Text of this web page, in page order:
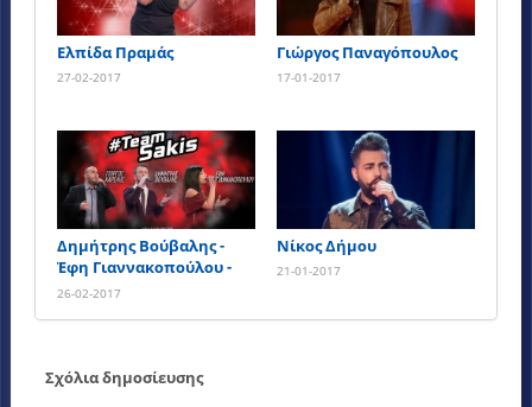
Ελπίδα Πραμάς
27-02-2017
Γιώργος Παναγόπουλος
17-01-2017
Δημήτρης Βούβαλης -
Έφη Γιαννακοπούλου -
Γιώργος Καρέλης
26-02-2017
Νίκος Δήμου
21-01-2017
Σχόλια δημοσίευσης